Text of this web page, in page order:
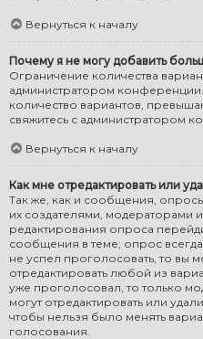
Вернуться к началу
Почему я не могу добавить
Ограничение количества
администратором
количество вариантов,
свяжитесь с администратором
Вернуться к началу
Как мне отредактировать или
Так же, как и сообщения,
их создателями, модераторами
редактирования опроса
сообщения в теме; опрос
не успел проголосовать, то вы
отредактировать любой из
уже проголосовал, то только
могут отредактировать или
чтобы нельзя было менять
голосования.